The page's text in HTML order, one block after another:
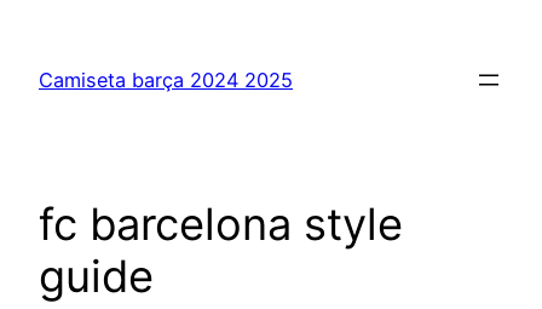
contenido
Camiseta barça 2024 2025
fc barcelona style
guide